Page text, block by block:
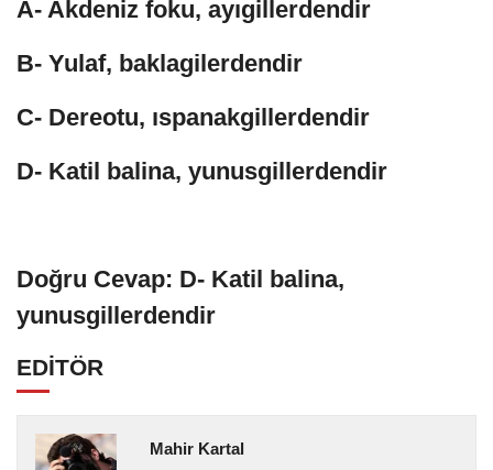
A- Akdeniz foku, ayıgillerdendir
B- Yulaf, baklagilerdendir
C- Dereotu, ıspanakgillerdendir
D- Katil balina, yunusgillerdendir
Doğru Cevap: D- Katil balina,
yunusgillerdendir
EDİTÖR
Mahir Kartal